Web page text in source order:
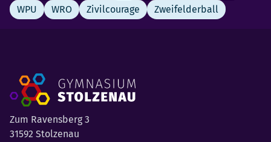
WPU
WRO Zivilcourage Zweifelderball
Zum Ravensberg 3
31592 Stolzenau